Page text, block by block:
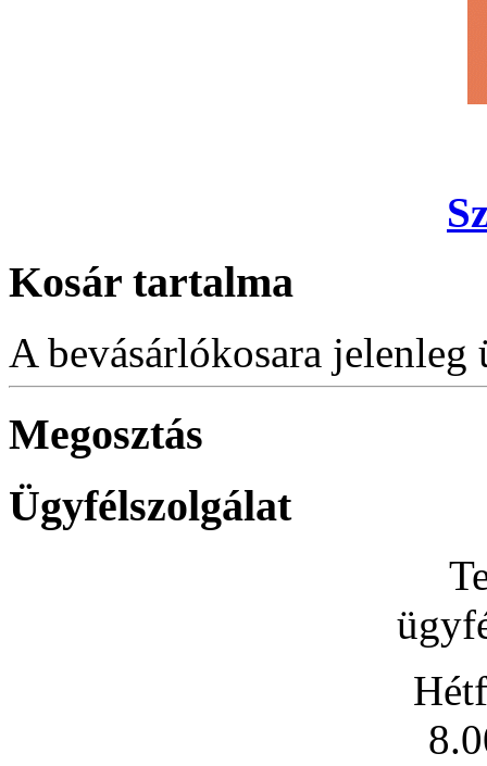
Kosár tartalma
A bevásárlókosara jelenleg
Megosztás
Ügyfélszolgálat